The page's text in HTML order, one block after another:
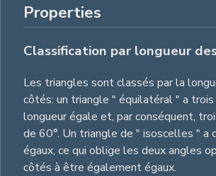
Properties
Classification par longueur
Les triangles sont classés par la
côtés: un triangle " équilatéral " a
longueur égale et, par conséquent,
de 60°. Un triangle de " isoscelles " a
égaux, ce qui oblige les deux angles
côtés à être également égaux.